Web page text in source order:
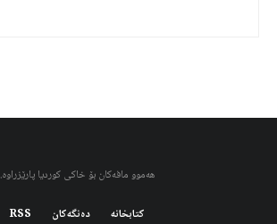
هەموو مافەکان بۆ خاکی کوردیا پارێزراوە.
کتابخانه دەنگەکان RSS